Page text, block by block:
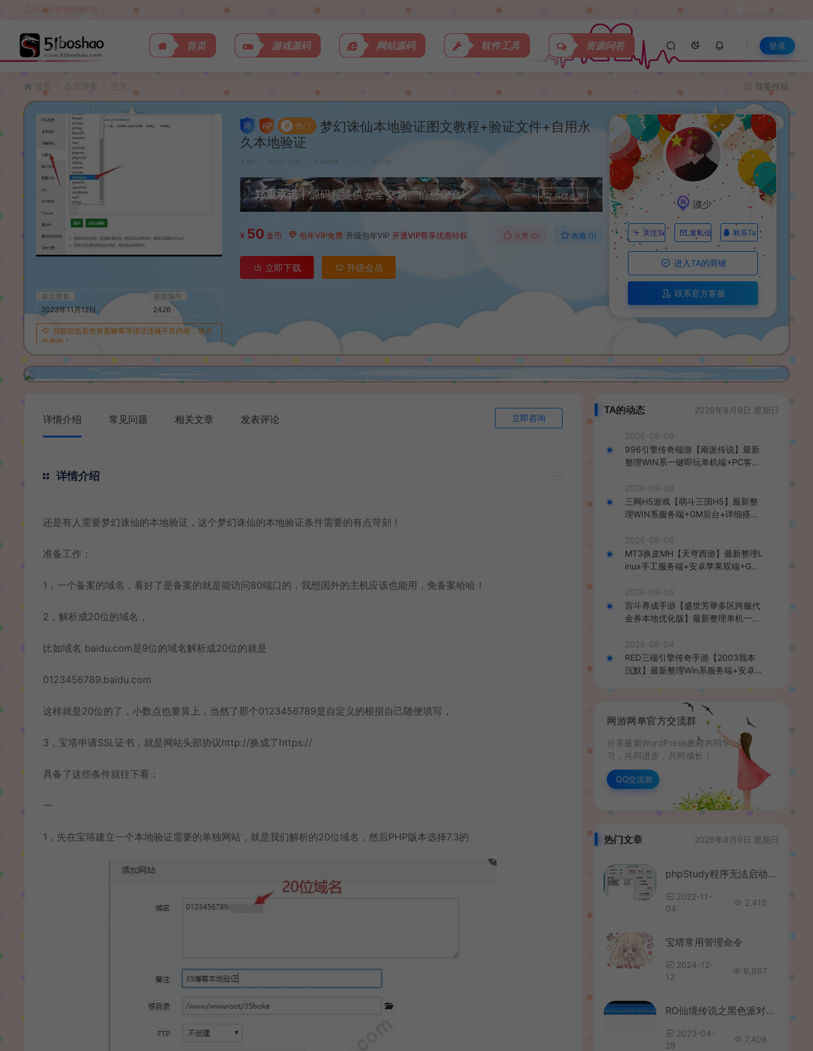
HI，欢迎来到源码屋！ 关于我们
首页 游戏源码 网站源码 软件工具 资源问答 登录
首页 会员博客 正文 我要投稿
最近更新
2023年11月12日
资源编号
2426
当前信息若含有黄赌毒等违法违规不良内容，请点
此举报！
# 热门
梦幻诛仙本地验证图文教程+验证文件+自用永
久本地验证
波少 2021-10-05 会员博客 1 4,726
郑重承诺丨源码屋提供安全交易、信息保真! 升级会员
¥ 50 金币 包年VIP免费 升级包年VIP 开通VIP尊享优惠特权 点赞 (0) 收藏 (1)
立即下载 升级会员
波少
关注Ta 发私信 联系Ta
进入TA的商铺
联系官方客服
详情介绍 常见问题 相关文章 发表评论 立即咨询
详情介绍
还是有人需要梦幻诛仙的本地验证，这个梦幻诛仙的本地验证条件需要的有点苛刻！
准备工作：
1，一个备案的域名，看好了是备案的就是能访问80端口的，我想国外的主机应该也能用，免备案哈哈！
2，解析成20位的域名，
比如域名 baidu.com是9位的域名解析成20位的就是
0123456789.baidu.com
这样就是20位的了，小数点也要算上，当然了那个0123456789是自定义的根据自己随便填写，
3，宝塔申请SSL证书，就是网站头部协议http://换成了https://
具备了这些条件就往下看：
一
1，先在宝塔建立一个本地验证需要的单独网站，就是我们解析的20位域名，然后PHP版本选择7.3的
TA的动态 2026年8月9日 星期日
2026-08-09
996引擎传奇端游【南派传说】最新
整理WIN系一键即玩单机端+PC客户
2026-08-08
三网H5游戏【萌斗三国H5】最新整
理WIN系服务端+GM后台+详细搭建
2026-08-06
MT3换皮MH【天穹西游】最新整理L
inux手工服务端+安卓苹果双端+GM
教程
2026-08-05
宫斗养成手游【盛世芳華多区跨服代
金券本地优化版】最新整理单机一键
后台+安卓+详细搭建教程
2026-08-04
RED三端引擎传奇手游【2003我本
沉默】最新整理Win系服务端+安卓苹
网游网单官方交流群
分享最新WordPress教程共同学
习，共同进步，共同成长！
QQ交流群
热门文章 2026年8月9日 星期日
phpStudy程序无法启动Apache或MySQL解决方法/phpStudy亮红灯无法启动解决方法
2022-11-
04
2,415
宝塔常用管理命令
2024-12-
12
9,867
RO仙境传说之黑色派对修复商城+过验证实名补丁文件
2023-04-
29
7,408